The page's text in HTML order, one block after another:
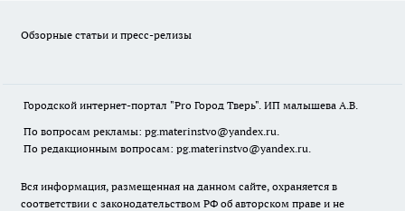
Обзорные статьи и пресс-релизы
Городской интернет-портал "Pro Город Тверь". ИП малышева А.В.
По вопросам рекламы: pg.materinstvo@yandex.ru.
По редакционным вопросам: pg.materinstvo@yandex.ru.
Вся информация, размещенная на данном сайте, охраняется в
соответствии с законодательством РФ об авторском праве и не